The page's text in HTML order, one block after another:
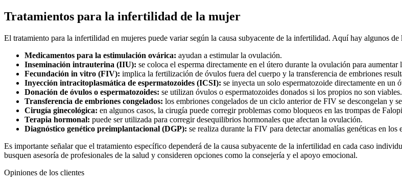
Tratamientos para la infertilidad de la mujer
El tratamiento para la infertilidad en mujeres puede variar según la causa subyacente de la infertilidad. Aquí hay algunos de
Medicamentos para la estimulación ovárica: ayudan a estimular la ovulación.
Inseminación intrauterina (IIU): se coloca el esperma directamente en el útero durante la ovulación para
Fecundación in vitro (FIV): implica la fertilización de óvulos fuera del cuerpo y la transferencia de embriones
Inyección intracitoplasmática de espermatozoides (ICSI): se inyecta un solo espermatozoide directamente en un
Donación de óvulos o espermatozoides: se utilizan óvulos o espermatozoides donados si los propios no son viables.
Transferencia de embriones congelados: los embriones congelados de un ciclo anterior de FIV se descongelan y
Cirugía ginecológica: en algunos casos, la cirugía puede corregir problemas como bloqueos en las trompas de
Terapia hormonal: puede ser utilizada para corregir desequilibrios hormonales que afectan la ovulación.
Diagnóstico genético preimplantacional (DGP): se realiza durante la FIV para detectar anomalías genéticas en los
Es importante señalar que el tratamiento específico dependerá de la causa subyacente de la infertilidad en cada caso
busquen asesoría de profesionales de la salud y consideren opciones como la consejería y el apoyo emocional.
Opiniones de los clientes